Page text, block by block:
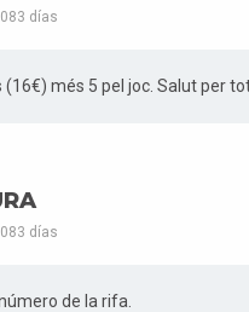
días
(16€) més 5 pel joc. Salut per
días
de la rifa.